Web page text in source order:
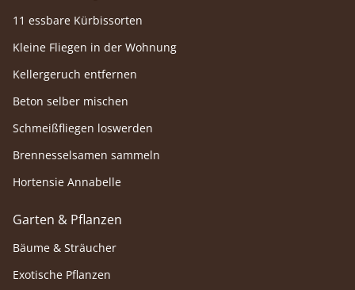
11 essbare Kürbissorten
Kleine Fliegen in der Wohnung
Kellergeruch entfernen
Beton selber mischen
Schmeißfliegen loswerden
Brennesselsamen sammeln
Hortensie Annabelle
Garten & Pflanzen
Bäume & Sträucher
Exotische Pflanzen